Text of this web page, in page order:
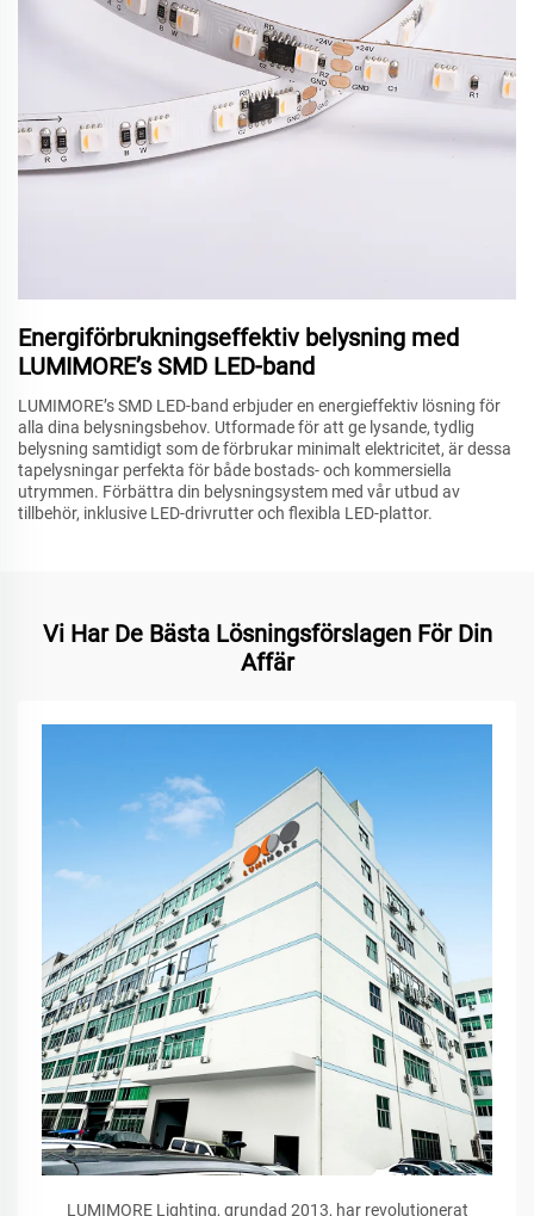
Energiförbrukningseffektiv belysning med
LUMIMORE’s SMD LED-band
LUMIMORE’s SMD LED-band erbjuder en energieffektiv lösning för
alla dina belysningsbehov. Utformade för att ge lysande, tydlig
belysning samtidigt som de förbrukar minimalt elektricitet, är dessa
tapelysningar perfekta för både bostads- och kommersiella
utrymmen. Förbättra din belysningsystem med vår utbud av
tillbehör, inklusive LED-drivrutter och flexibla LED-plattor.
Vi Har De Bästa Lösningsförslagen För Din
Affär
LUMIMORE Lighting, grundad 2013, har revolutionerat